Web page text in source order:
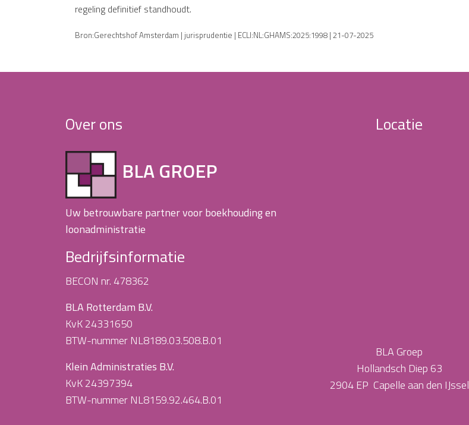
regeling definitief standhoudt.
Bron:Gerechtshof Amsterdam | jurisprudentie | ECLI:NL:GHAMS:2025:1998 | 21-07-2025
Over ons
BLA GROEP
Uw betrouwbare partner voor boekhouding en
loonadministratie
Bedrijfsinformatie
BECON nr. 478362
BLA Rotterdam B.V.
KvK 24331650
BTW-nummer NL8189.03.508.B.01
Klein Administraties B.V.
KvK 24397394
BTW-nummer NL8159.92.464.B.01
Locatie
BLA Groep
Hollandsch Diep 63
2904 EP Capelle aan den IJssel